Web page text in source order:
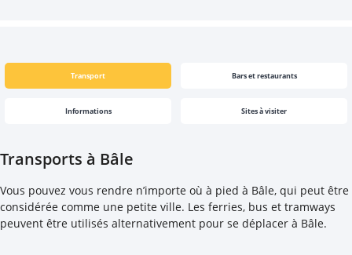
Transport Bars et restaurants
Informations Sites à visiter
Transports à Bâle
Vous pouvez vous rendre n’importe où à pied à Bâle, qui peut être
considérée comme une petite ville. Les ferries, bus et tramways
peuvent être utilisés alternativement pour se déplacer à Bâle.